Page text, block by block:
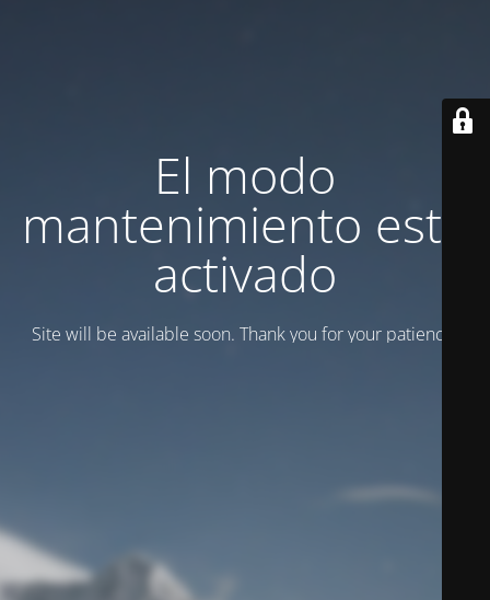
El modo
mantenimiento está
activado
Site will be available soon. Thank you for your patience!